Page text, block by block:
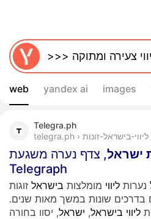
web yandex ai images
Telegra.ph
telegra.ph › ליווי-בישראל-זונות
ישראל, צדף נערה משגעת –
Telegraph
נערות ליווי מומלצות בישראל זוגות
בדרכים שונות במשך מאות שנים.
ליווי בישראל, ישראל, יסוו בחורה